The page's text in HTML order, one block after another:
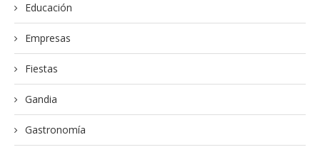
Educación
Empresas
Fiestas
Gandia
Gastronomía